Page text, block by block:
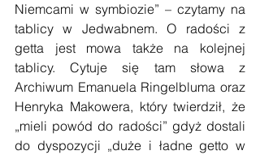
Niemcami w symbiozie” – czytamy na
tablicy w Jedwabnem. O radości z
getta jest mowa także na kolejnej
tablicy. Cytuje się tam słowa z
Archiwum Emanuela Ringelbluma oraz
Henryka Makowera, który twierdził, że
„mieli powód do radości” gdyż dostali
do dyspozycji „duże i ładne getto w